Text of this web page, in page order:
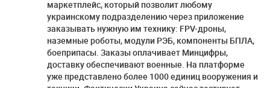
маркетплейс, который позволит любому
украинскому подразделению через приложение
заказывать нужную им технику: FPV-дроны,
наземные роботы, модули РЭБ, компоненты БПЛА,
боеприпасы. Заказы оплачивает Минцифры,
доставку обеспечивают военные. На платформе
уже представлено более 1000 единиц вооружения и